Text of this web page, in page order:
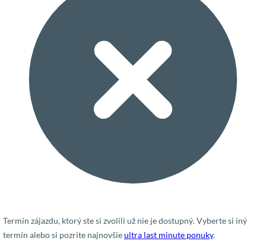
Termín zájazdu, ktorý ste si zvolili už nie je dostupný. Vyberte si iný
termín alebo si pozrite najnovšieultra last minute ponuky.